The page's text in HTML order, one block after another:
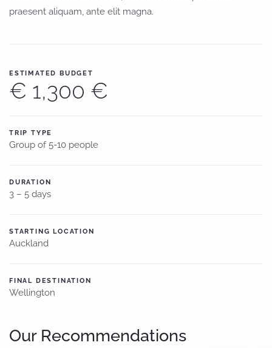
praesent aliquam, ante elit magna.
ESTIMATED BUDGET
€ 1,300 €
TRIP TYPE
Group of 5-10 people
DURATION
3 – 5 days
STARTING LOCATION
Auckland
FINAL DESTINATION
Wellington
Our Recommendations